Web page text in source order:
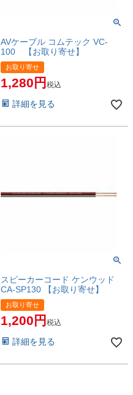
AVケーブル コムテック VC-
100 【お取り寄せ】
お取り寄せ
1,280 税込
詳細を見る
スピーカーコード ケンウッド
CA-SP130 【お取り寄せ】
お取り寄せ
1,200 税込
詳細を見る